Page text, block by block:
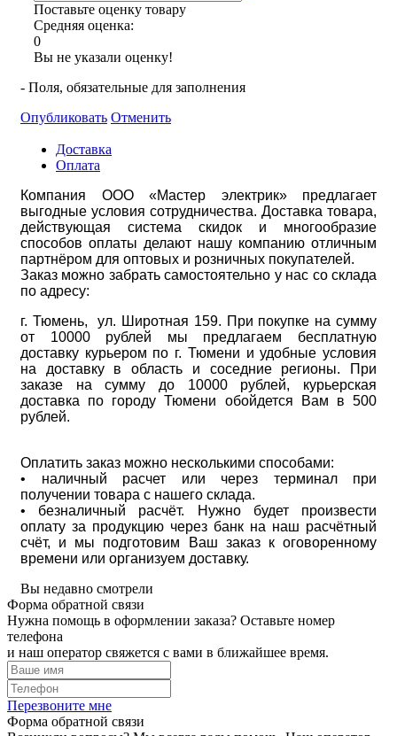
Поставьте оценку товару
Средняя оценка:
0
Вы не указали оценку!
- Поля, обязательные для заполнения
Опубликовать Отменить
Доставка
Оплата
Компания ООО «Мастер электрик» предлагает
выгодные условия сотрудничества. Доставка товара,
действующая система скидок и многообразие
способов оплаты делают нашу компанию отличным
партнёром для оптовых и розничных покупателей.
Заказ можно забрать самостоятельно у нас со склада
по адресу:
г. Тюмень, ул. Широтная 159. При покупке на сумму
от 10000 рублей мы предлагаем бесплатную
доставку курьером по г. Тюмени и удобные условия
на доставку в область и соседние регионы. При
заказе на сумму до 10000 рублей, курьерская
доставка по городу Тюмени обойдется Вам в 500
рублей.
Оплатить заказ можно несколькими способами:
• наличный расчет или через терминал при
получении товара с нашего склада.
• безналичный расчёт. Нужно будет произвести
оплату за продукцию через банк на наш расчётный
счёт, и мы подготовим Ваш заказ к оговоренному
времени или организуем доставку.
Вы недавно смотрели
Форма обратной связи
Нужна помощь в оформлении заказа? Оставьте номер
телефона
и наш оператор свяжется с вами в ближайшее время.
Перезвоните мне
Форма обратной связи